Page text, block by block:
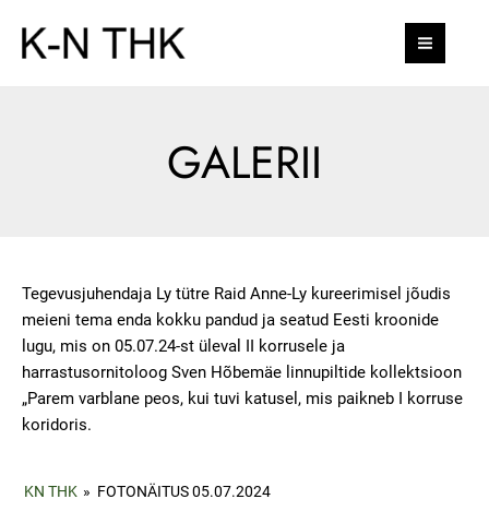
content
MAIN
GALERII
Tegevusjuhendaja Ly tütre Raid Anne-Ly kureerimisel jõudis
meieni tema enda kokku pandud ja seatud Eesti kroonide
lugu, mis on 05.07.24-st üleval II korrusele ja
harrastusornitoloog Sven Hõbemäe linnupiltide kollektsioon
„Parem varblane peos, kui tuvi katusel, mis paikneb I korruse
koridoris.
KN THK » FOTONÄITUS 05.07.2024